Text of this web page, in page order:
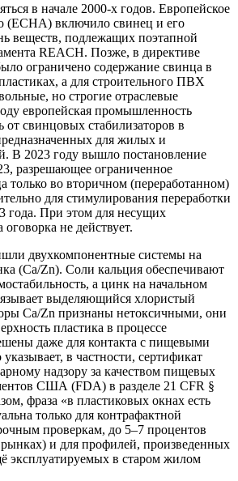
в начале 2000-х годов. Европейское
(ECHA) включило свинец и его
веществ, подлежащих поэтапной
REACH. Позже, в директиве
ограничено содержание свинца в
а для строительного ПВХ
но строгие отраслевые
европейская промышленность
от свинцовых стабилизаторов в
для жилых и
В 2023 году вышло постановление
разрешающее ограниченное
только во вторичном (переработанном)
для стимулирования переработки
года. При этом для несущих
не действует.
двухкомпонентные системы на
(Ca/Zn). Соли кальция обеспечивают
а цинк на начальном
выделяющийся хлористый
Ca/Zn признаны нетоксичными, они
пластика в процессе
даже для контакта с пищевыми
в частности, сертификат
надзору за качеством пищевых
США (FDA) в разделе 21 CFR §
фраза «в пластиковых окнах есть
только для контрафактной
проверкам, до 5–7 процентов
и для профилей, произведенных
эксплуатируемых в старом жилом